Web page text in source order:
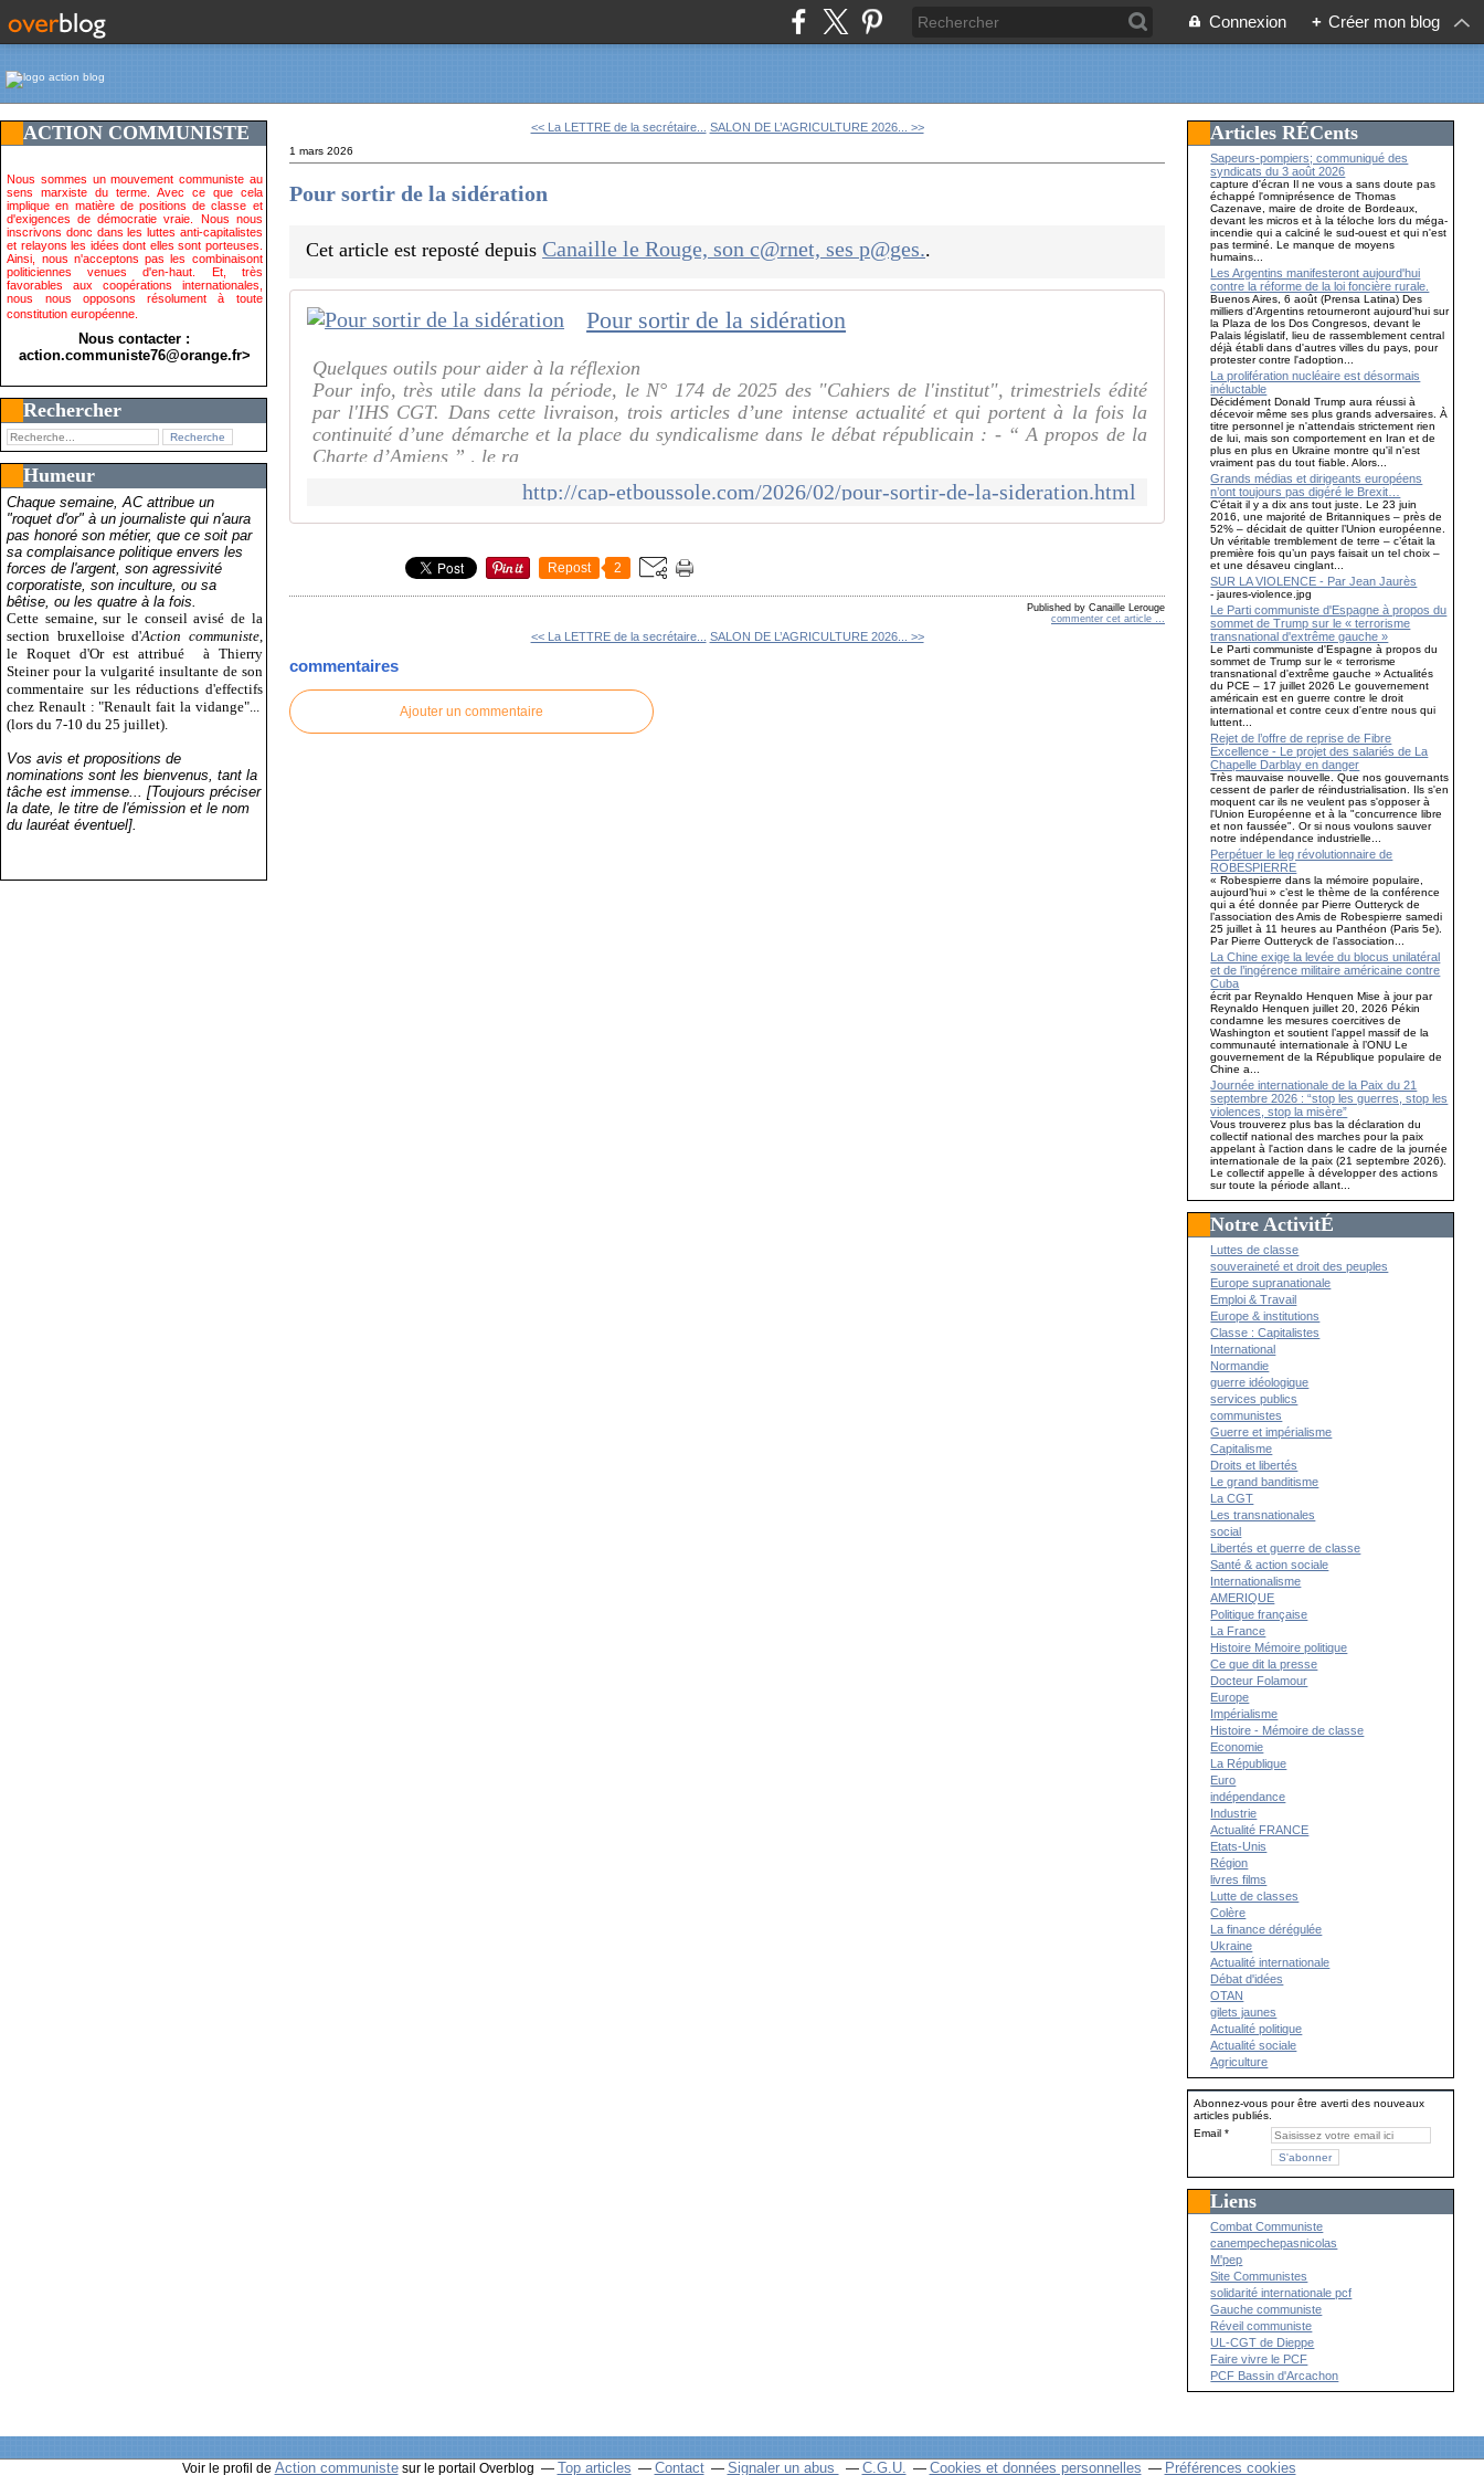
Connexion + Créer mon blog
ACTION COMMUNISTE
Nous sommes un mouvement communiste au
sens marxiste du terme. Avec ce que cela
implique en matière de positions de classe et
d'exigences de démocratie vraie. Nous nous
inscrivons donc dans les luttes anti-capitalistes
et relayons les idées dont elles sont porteuses.
Ainsi, nous n'acceptons pas les combinaisont
politiciennes venues d'en-haut. Et, très
favorables aux coopérations internationales,
nous nous opposons résolument à toute
constitution européenne.
Nous contacter :
action.communiste76@orange.fr>
Rechercher
Humeur
Chaque semaine, AC attribue un
"roquet d'or" à un journaliste qui n'aura
pas honoré son métier, que ce soit par
sa complaisance politique envers les
forces de l'argent, son agressivité
corporatiste, son inculture, ou sa
bêtise, ou les quatre à la fois.
Cette semaine, sur le conseil avisé de la
section bruxelloise d'Action communiste,
le Roquet d'Or est attribué
à Thierry
Steiner pour la vulgarité insultante de son
commentaire sur les réductions d'effectifs
chez Renault : "Renault fait la vidange"...
(lors du 7-10 du 25 juillet).
Vos avis et propositions de
nominations sont les bienvenus, tant la
tâche est immense... [Toujours préciser
la date, le titre de l'émission et le nom
du lauréat éventuel].
<< La LETTRE de la secrétaire... SALON DE L’AGRICULTURE 2026... >>
1 mars 2026
Pour sortir de la sidération
Cet article est reposté depuisCanaille le Rouge, son c@rnet, ses p@ges..
Pour sortir de la sidération
Quelques outils pour aider à la réflexion
Pour info, très utile dans la période, le N° 174 de 2025 des "Cahiers de l'institut", trimestriels édité
par l'IHS CGT. Dans cette livraison, trois articles d’une intense actualité et qui portent à la fois la
continuité d’une démarche et la place du syndicalisme dans le débat républicain : - “ A propos de la
Charte d’Amiens ” , le ra
http://cap-etboussole.com/2026/02/pour-sortir-de-la-sideration.html
Repost 2
Published by Canaille Lerouge
commenter cet article …
<< La LETTRE de la secrétaire... SALON DE L’AGRICULTURE 2026... >>
commentaires
Ajouter un commentaire
Articles RÉCents
Sapeurs-pompiers; communiqué des
syndicats du 3 août 2026
capture d'écran Il ne vous a sans doute pas
échappé l'omniprésence de Thomas
Cazenave, maire de droite de Bordeaux,
devant les micros et à la téloche lors du méga-
incendie qui a calciné le sud-ouest et qui n'est
pas terminé. Le manque de moyens
humains...
Les Argentins manifesteront aujourd'hui
contre la réforme de la loi foncière rurale.
Buenos Aires, 6 août (Prensa Latina) Des
milliers d'Argentins retourneront aujourd'hui sur
la Plaza de los Dos Congresos, devant le
Palais législatif, lieu de rassemblement central
déjà établi dans d'autres villes du pays, pour
protester contre l'adoption...
La prolifération nucléaire est désormais
inéluctable
Décidément Donald Trump aura réussi à
décevoir même ses plus grands adversaires. À
titre personnel je n'attendais strictement rien
de lui, mais son comportement en Iran et de
plus en plus en Ukraine montre qu'il n'est
vraiment pas du tout fiable. Alors...
Grands médias et dirigeants européens
n’ont toujours pas digéré le Brexit…
C’était il y a dix ans tout juste. Le 23 juin
2016, une majorité de Britanniques – près de
52% – décidait de quitter l’Union européenne.
Un véritable tremblement de terre – c’était la
première fois qu’un pays faisait un tel choix –
et une désaveu cinglant...
SUR LA VIOLENCE - Par Jean Jaurès
- jaures-violence.jpg
Le Parti communiste d'Espagne à propos du
sommet de Trump sur le « terrorisme
transnational d'extrême gauche »
Le Parti communiste d'Espagne à propos du
sommet de Trump sur le « terrorisme
transnational d'extrême gauche » Actualités
du PCE – 17 juillet 2026 Le gouvernement
américain est en guerre contre le droit
international et contre ceux d'entre nous qui
luttent...
Rejet de l’offre de reprise de Fibre
Excellence - Le projet des salariés de La
Chapelle Darblay en danger
Très mauvaise nouvelle. Que nos gouvernants
cessent de parler de réindustrialisation. Ils s'en
moquent car ils ne veulent pas s'opposer à
l'Union Européenne et à la "concurrence libre
et non faussée". Or si nous voulons sauver
notre indépendance industrielle...
Perpétuer le leg révolutionnaire de
ROBESPIERRE
« Robespierre dans la mémoire populaire,
aujourd’hui » c’est le thème de la conférence
qui a été donnée par Pierre Outteryck de
l’association des Amis de Robespierre samedi
25 juillet à 11 heures au Panthéon (Paris 5e).
Par Pierre Outteryck de l’association...
La Chine exige la levée du blocus unilatéral
et de l’ingérence militaire américaine contre
Cuba
écrit par Reynaldo Henquen Mise à jour par
Reynaldo Henquen juillet 20, 2026 Pékin
condamne les mesures coercitives de
Washington et soutient l’appel massif de la
communauté internationale à l’ONU Le
gouvernement de la République populaire de
Chine a...
Journée internationale de la Paix du 21
septembre 2026 : “stop les guerres, stop les
violences, stop la misère”
Vous trouverez plus bas la déclaration du
collectif national des marches pour la paix
appelant à l'action dans le cadre de la journée
internationale de la paix (21 septembre 2026).
Le collectif appelle à développer des actions
sur toute la période allant...
Notre ActivitÉ
Luttes de classe
souveraineté et droit des peuples
Europe supranationale
Emploi & Travail
Europe & institutions
Classe : Capitalistes
International
Normandie
guerre idéologique
services publics
communistes
Guerre et impérialisme
Capitalisme
Droits et libertés
Le grand banditisme
La CGT
Les transnationales
social
Libertés et guerre de classe
Santé & action sociale
Internationalisme
AMERIQUE
Politique française
La France
Histoire Mémoire politique
Ce que dit la presse
Docteur Folamour
Europe
Impérialisme
Histoire - Mémoire de classe
Economie
La République
Euro
indépendance
Industrie
Actualité FRANCE
Etats-Unis
Région
livres films
Lutte de classes
Colère
La finance dérégulée
Ukraine
Actualité internationale
Débat d'idées
OTAN
gilets jaunes
Actualité politique
Actualité sociale
Agriculture
Abonnez-vous pour être averti des nouveaux
articles publiés.
Email
Liens
Combat Communiste
canempechepasnicolas
M'pep
Site Communistes
solidarité internationale pcf
Gauche communiste
Réveil communiste
UL-CGT de Dieppe
Faire vivre le PCF
PCF Bassin d'Arcachon
Voir le profil de Action communistesur le portail Overblog Top articles Contact Signaler un abus C.G.U. Cookies et données personnelles Préférences cookies